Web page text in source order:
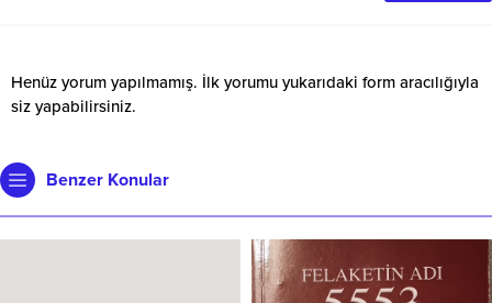
Henüz yorum yapılmamış. İlk yorumu yukarıdaki form aracılığıyla
siz yapabilirsiniz.
Benzer Konular